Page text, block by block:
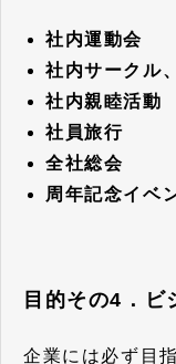
社内運動会
社内サークル
社内親睦活動
社員旅行
全社総会
周年記念イベ
目的その4．ビ
企業には必ず目